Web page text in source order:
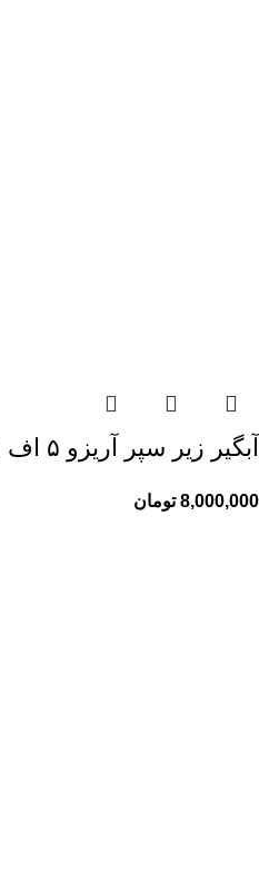
آبگیر زیر سپر آریزو ۵ اف ال ARRIZO 5 FL
8,000,000 تومان